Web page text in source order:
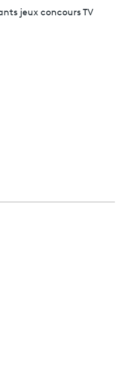
jeux concours TV